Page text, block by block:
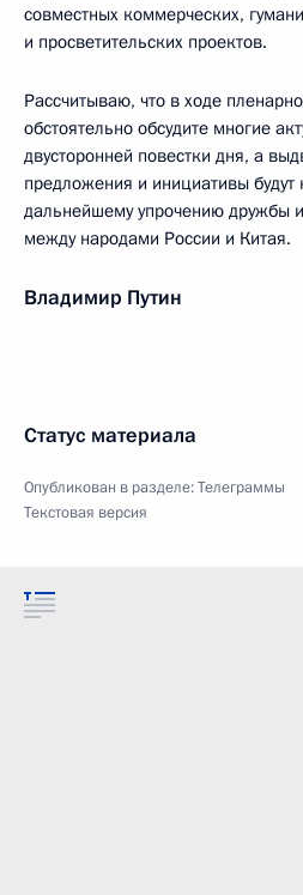
совместных коммерческих,
и просветительских проектов.
Рассчитываю, что в ходе
обстоятельно обсудите многие
двусторонней повестки дня, а
предложения и инициативы будут
дальнейшему упрочению дружбы
между народами России и Китая.
Владимир Путин
Статус материала
Опубликован в разделе:Телеграммы
Текстовая версия